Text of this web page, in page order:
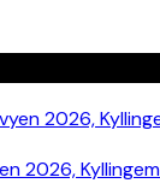
2026,